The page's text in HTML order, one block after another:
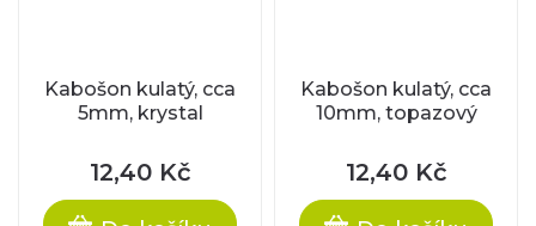
Kabošon kulatý, cca
5mm, krystal
12,40 Kč
Kabošon kulatý, cca
10mm, topazový
12,40 Kč